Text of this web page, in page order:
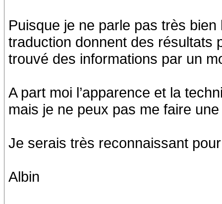
Puisque je ne parle pas très
traduction donnent des résultats
trouvé des informations par un
A part moi l’apparence et la
mais je ne peux pas me faire
Je serais très reconnaissant
Albin